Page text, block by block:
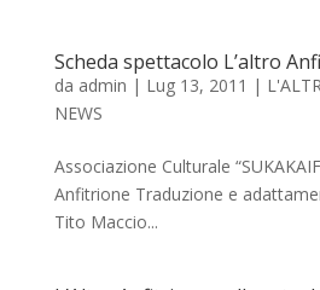
Scheda spettacolo L’altro
da admin | Lug 13, 2011 |
NEWS
Associazione Culturale
Anfitrione Traduzione e
Tito Maccio...